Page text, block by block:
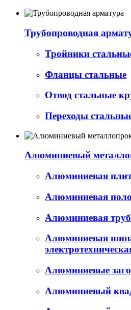
Трубопроводная
Тройники
Фланцы стальные
Отвод стальные
Переходы
Алюминиевый
Алюминиевая
Алюминиевая
Алюминиевая
Алюминиевая
Алюминиевые
Алюминиевый